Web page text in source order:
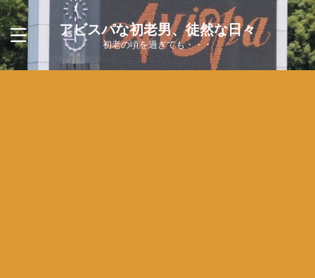
アビスパな初老男、徒然な日々
初老の頃を過ぎても・・・